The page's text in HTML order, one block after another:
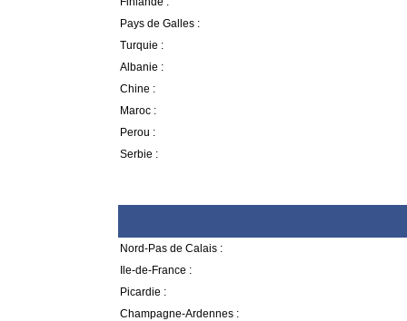
Pays de Galles :
Turquie :
Albanie :
Chine :
Maroc :
Perou :
Serbie :
Nord-Pas de Calais :
Ile-de-France :
Picardie :
Champagne-Ardennes :